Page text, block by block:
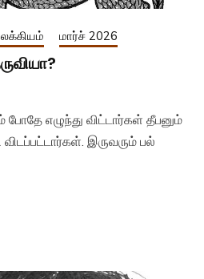
மார்ச் 2026
போதே எழுந்து விட்டார்கள் தீபனும்
விடப்பட்டார்கள். இருவரும் பல்